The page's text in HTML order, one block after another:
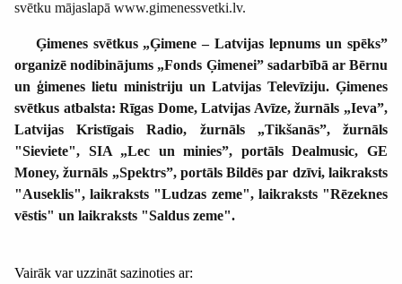
svētku mājaslapā www.gimenessvetki.lv.
Ģimenes svētkus „Ģimene – Latvijas lepnums un spēks”
organizē nodibinājums „Fonds Ģimenei” sadarbībā ar Bērnu
un ģimenes lietu ministriju un Latvijas Televīziju. Ģimenes
svētkus atbalsta: Rīgas Dome, Latvijas Avīze, žurnāls „Ieva”,
Latvijas Kristīgais Radio, žurnāls „Tikšanās”, žurnāls
"Sieviete", SIA „Lec un minies”, portāls Dealmusic, GE
Money, žurnāls „Spektrs”, portāls Bildēs par dzīvi, laikraksts
"Auseklis", laikraksts "Ludzas zeme", laikraksts "Rēzeknes
vēstis" un laikraksts "Saldus zeme".
Vairāk var uzzināt sazinoties ar: